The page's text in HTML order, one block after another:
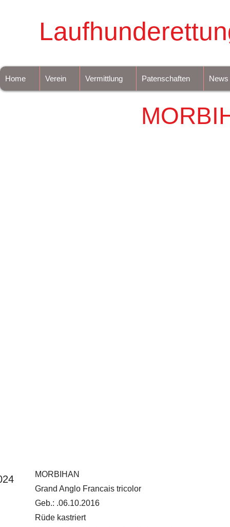
Home Verein Vermittlung Patenschaften News
MORBIHAN
Grand Anglo Francais tricolor
Geb.: .06.10.2016
Rüde kastriert